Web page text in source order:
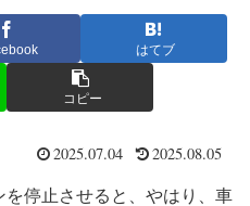
はてブ
コピー
2025.07.04 2025.08.05
停止させると、やはり、車